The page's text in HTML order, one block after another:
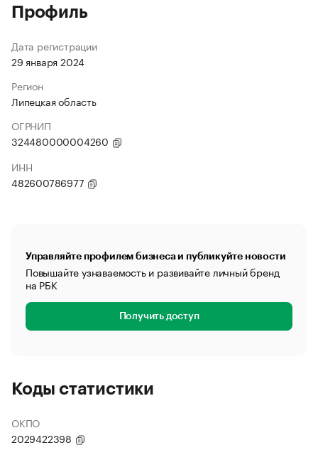
Профиль
Дата регистрации
29 января 2024
Регион
Липецкая область
ОГРНИП
324480000004260
ИНН
482600786977
Управляйте профилем бизнеса и публикуйте новости
Повышайте узнаваемость и развивайте личный бренд
на РБК
Получить доступ
Коды статистики
ОКПО
2029422398